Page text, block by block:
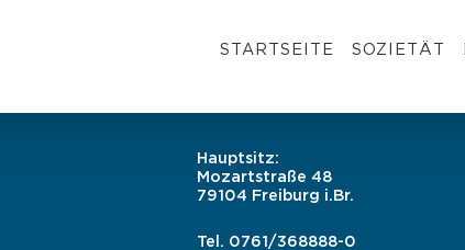
STARTSEITE SOZIETÄT
Hauptsitz:
Mozartstraße 48
79104 Freiburg i.Br.
Tel. 0761/368888-0